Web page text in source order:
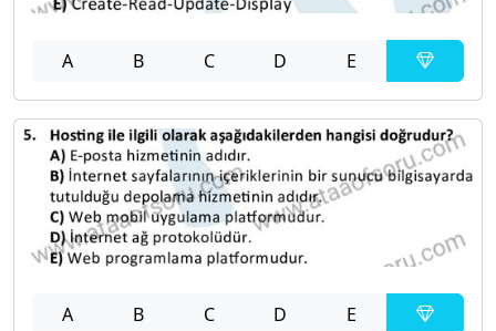
A B C D E
A B C D E